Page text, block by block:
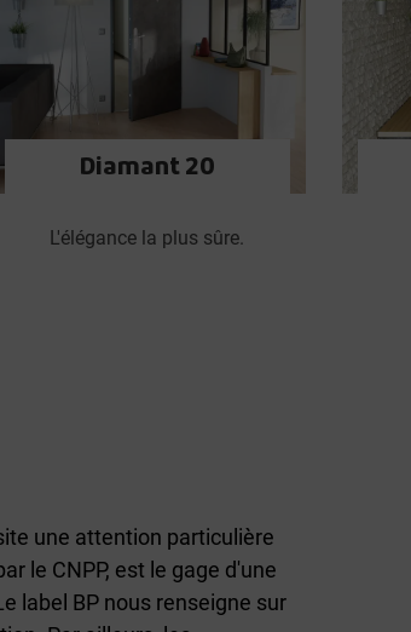
Diamant 20
L'élégance la plus sûre.
une attention particulière
le CNPP, est le gage d'une
label BP nous renseigne sur